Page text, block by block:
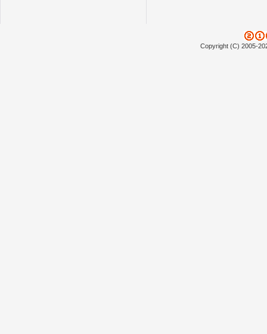
Copyright (C) 2005-